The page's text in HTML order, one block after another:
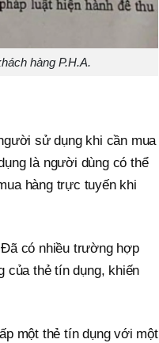
hàng P.H.A.
sử dụng khi cần mua
là người dùng có thể
hàng trực tuyến khi
có nhiều trường hợp
của thẻ tín dụng, khiến
một thẻ tín dụng với một